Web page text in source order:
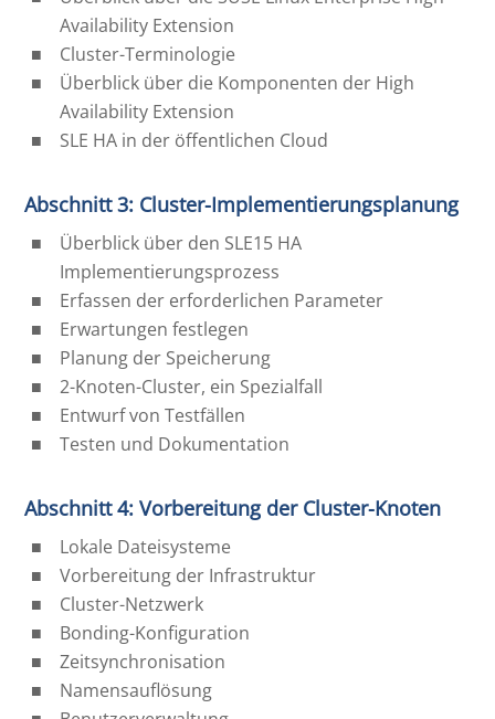
Availability Extension
Cluster-Terminologie
Überblick über die Komponenten der High
Availability Extension
SLE HA in der öffentlichen Cloud
Abschnitt 3: Cluster-Implementierungsplanung
Überblick über den SLE15 HA
Implementierungsprozess
Erfassen der erforderlichen Parameter
Erwartungen festlegen
Planung der Speicherung
2-Knoten-Cluster, ein Spezialfall
Entwurf von Testfällen
Testen und Dokumentation
Abschnitt 4: Vorbereitung der Cluster-Knoten
Lokale Dateisysteme
Vorbereitung der Infrastruktur
Cluster-Netzwerk
Bonding-Konfiguration
Zeitsynchronisation
Namensauflösung